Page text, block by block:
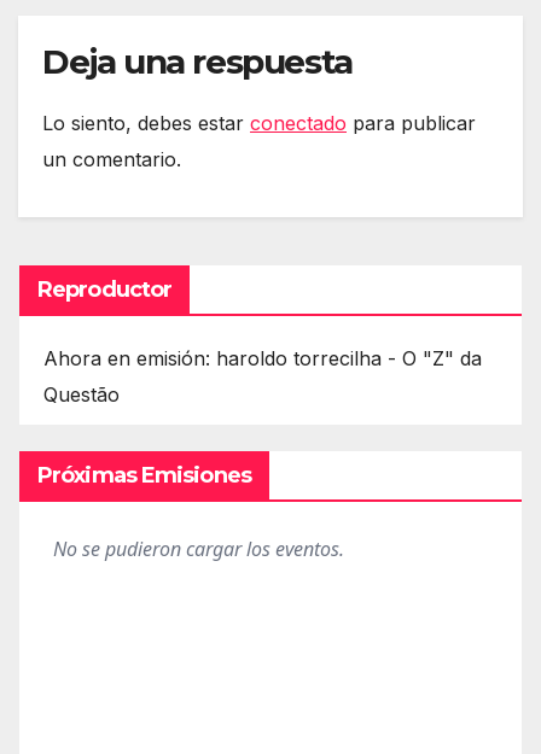
Deja una respuesta
Lo siento, debes estar conectado para publicar
un comentario.
Reproductor
Ahora en emisión: haroldo torrecilha - O "Z" da
Questão
Próximas Emisiones